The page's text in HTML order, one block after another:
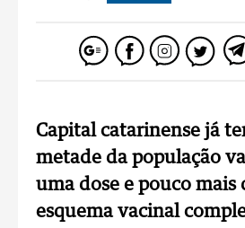
Capital catarinense já
metade da população
uma dose e pouco mais
esquema vacinal